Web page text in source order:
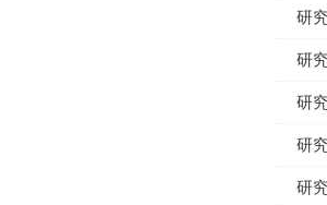
研
研
研
研
研